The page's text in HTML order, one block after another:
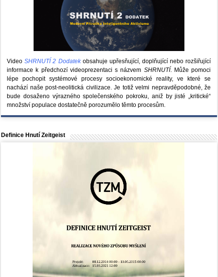
VideoSHRNUTÍ 2 Dodatekobsahuje upřesňující, doplňující nebo rozšiřující
informace k předchozí videoprezentaci s názvem SHRNUTÍ. Může pomoci
lépe pochopit systémové procesy socioekonomické reality, ve které se
nachází naše post-neolitická civilizace. Je totiž velmi nepravděpodobné, že
bude dosaženo výrazného společenského pokroku, aniž by jisté „kritické“
množství populace dostatečně porozumělo těmto procesům.
Definice Hnutí Zeitgeist